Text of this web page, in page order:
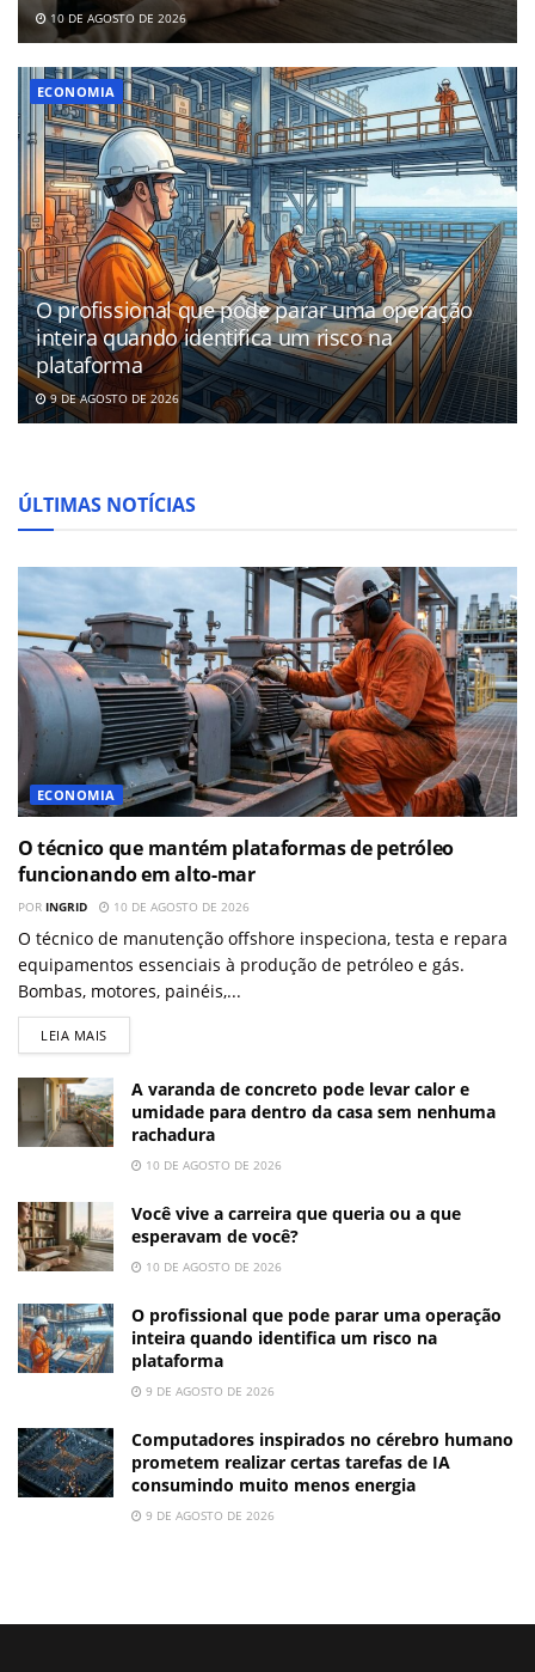
10 DE AGOSTO DE 2026
ECONOMIA
O profissional que pode parar uma operação
inteira quando identifica um risco na
plataforma
9 DE AGOSTO DE 2026
ÚLTIMAS NOTÍCIAS
ECONOMIA
O técnico que mantém plataformas de petróleo
funcionando em alto-mar
POR INGRID 10 DE AGOSTO DE 2026
O técnico de manutenção offshore inspeciona, testa e repara
equipamentos essenciais à produção de petróleo e gás.
Bombas, motores, painéis,...
LEIA MAIS
A varanda de concreto pode levar calor e
umidade para dentro da casa sem nenhuma
rachadura
10 DE AGOSTO DE 2026
Você vive a carreira que queria ou a que
esperavam de você?
10 DE AGOSTO DE 2026
O profissional que pode parar uma operação
inteira quando identifica um risco na
plataforma
9 DE AGOSTO DE 2026
Computadores inspirados no cérebro humano
prometem realizar certas tarefas de IA
consumindo muito menos energia
9 DE AGOSTO DE 2026